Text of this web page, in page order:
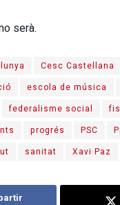
serà.
Cesc Castellana
escola de música
federalisme social
progrés PSC
sanitat Xavi Paz